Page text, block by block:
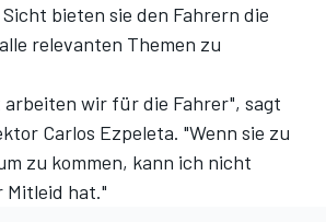
bieten sie den Fahrern die
relevanten Themen zu
arbeiten wir für die Fahrer", sagt
Carlos Ezpeleta. "Wenn sie zu
zu kommen, kann ich nicht
Mitleid hat."